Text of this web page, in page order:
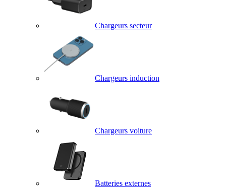
Chargeurs secteur
Chargeurs induction
Chargeurs voiture
Batteries externes